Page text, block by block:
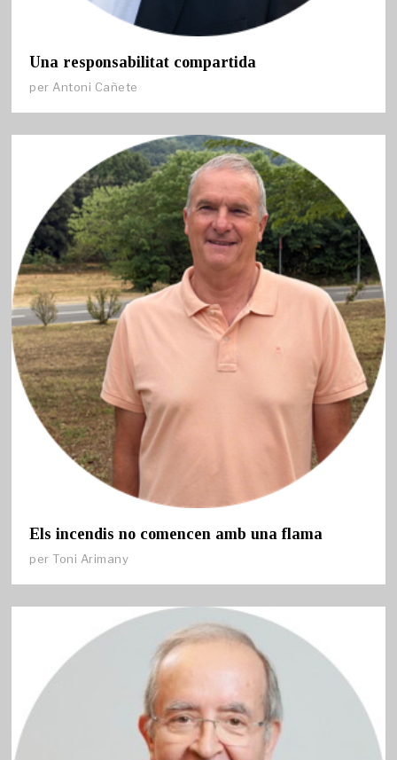
Una responsabilitat compartida
per Antoni Cañete
Els incendis no comencen amb una flama
per Toni Arimany